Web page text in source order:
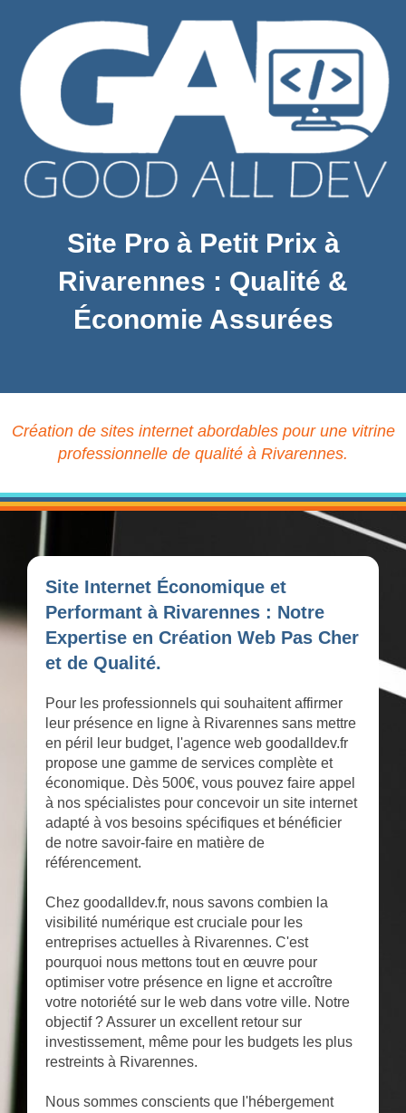
Site Pro à Petit Prix à
Rivarennes : Qualité &
Économie Assurées
Création de sites internet abordables pour une vitrine
professionnelle de qualité à Rivarennes.
Site Internet Économique et
Performant à Rivarennes : Notre
Expertise en Création Web Pas Cher
et de Qualité.
Pour les professionnels qui souhaitent affirmer
leur présence en ligne à Rivarennes sans mettre
en péril leur budget, l'agence web goodalldev.fr
propose une gamme de services complète et
économique. Dès 500€, vous pouvez faire appel
à nos spécialistes pour concevoir un site internet
adapté à vos besoins spécifiques et bénéficier
de notre savoir-faire en matière de
référencement.
Chez goodalldev.fr, nous savons combien la
visibilité numérique est cruciale pour les
entreprises actuelles à Rivarennes. C'est
pourquoi nous mettons tout en œuvre pour
optimiser votre présence en ligne et accroître
votre notoriété sur le web dans votre ville. Notre
objectif ? Assurer un excellent retour sur
investissement, même pour les budgets les plus
restreints à Rivarennes.
Nous sommes conscients que l'hébergement